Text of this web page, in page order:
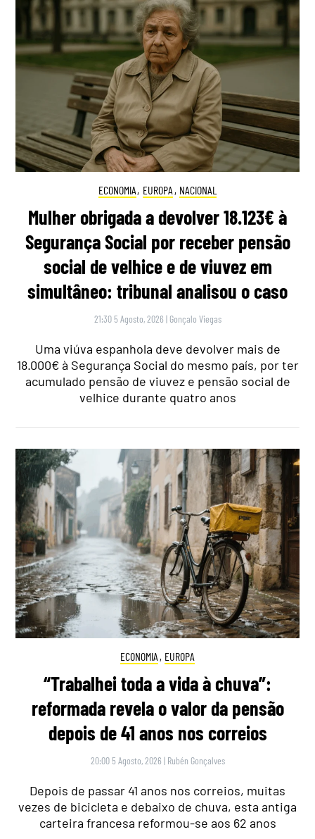
ECONOMIA, EUROPA , NACIONAL
Mulher obrigada a devolver 18.123€ à
Segurança Social por receber pensão
social de velhice e de viuvez em
simultâneo: tribunal analisou o caso
21:30 5 Agosto, 2026 | Gonçalo Viegas
Uma viúva espanhola deve devolver mais de
18.000€ à Segurança Social do mesmo país, por ter
acumulado pensão de viuvez e pensão social de
velhice durante quatro anos
ECONOMIA , EUROPA
“Trabalhei toda a vida à chuva”:
reformada revela o valor da pensão
depois de 41 anos nos correios
20:00 5 Agosto, 2026 | Rubén Gonçalves
Depois de passar 41 anos nos correios, muitas
vezes de bicicleta e debaixo de chuva, esta antiga
carteira francesa reformou-se aos 62 anos